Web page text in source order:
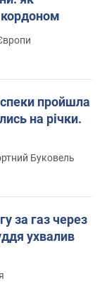
пройшла
на річки.
Буковель
за газ через
ухвалив